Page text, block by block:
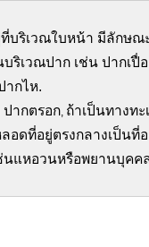
ริเวณใบหน้า มีลักษณ
ริเวณปาก เช่น ปากเปื่
ากไห.
ปากตรอก, ถ้าเป็นทางทะ
อดที่อยู่ตรงกลางเป็นที่อ
แหอวนหรือพยานบุค